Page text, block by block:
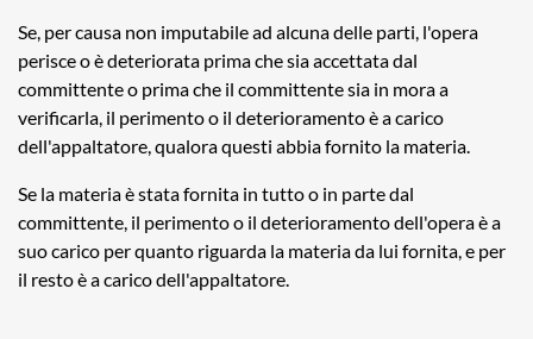
Se, per causa non imputabile ad alcuna delle parti, l'opera
perisce o è deteriorata prima che sia accettata dal
committente o prima che il committente sia in mora a
verificarla, il perimento o il deterioramento è a carico
dell'appaltatore, qualora questi abbia fornito la materia.
Se la materia è stata fornita in tutto o in parte dal
committente, il perimento o il deterioramento dell'opera è a
suo carico per quanto riguarda la materia da lui fornita, e per
il resto è a carico dell'appaltatore.